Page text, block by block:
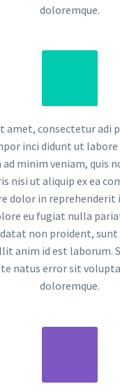
doloremque.
amet, consectetur adi
inci didunt ut
ad minim veniam, quis
nisi ut aliquip ex ea
dolor in
eu fugiat nulla
non proident, sunt
anim id est laborum.
natus error sit
doloremque.